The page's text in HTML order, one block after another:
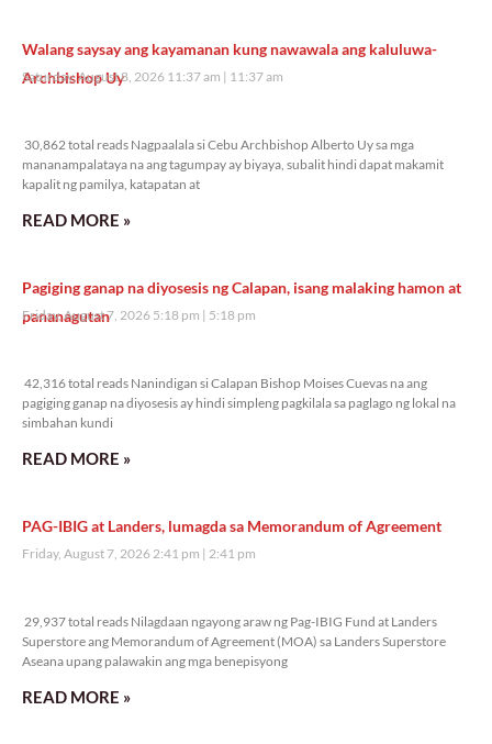
Walang saysay ang kayamanan kung nawawala ang kaluluwa-
Archbishop Uy
Saturday, August 8, 2026 11:37 am 11:37 am
30,862 total reads Nagpaalala si Cebu Archbishop Alberto Uy sa mga
mananampalataya na ang tagumpay ay biyaya, subalit hindi dapat makamit
kapalit ng pamilya, katapatan at
READ MORE »
Pagiging ganap na diyosesis ng Calapan, isang malaking hamon at
pananagutan
Friday, August 7, 2026 5:18 pm 5:18 pm
42,316 total reads Nanindigan si Calapan Bishop Moises Cuevas na ang
pagiging ganap na diyosesis ay hindi simpleng pagkilala sa paglago ng lokal na
simbahan kundi
READ MORE »
PAG-IBIG at Landers, lumagda sa Memorandum of Agreement
Friday, August 7, 2026 2:41 pm 2:41 pm
29,937 total reads Nilagdaan ngayong araw ng Pag-IBIG Fund at Landers
Superstore ang Memorandum of Agreement (MOA) sa Landers Superstore
Aseana upang palawakin ang mga benepisyong
READ MORE »